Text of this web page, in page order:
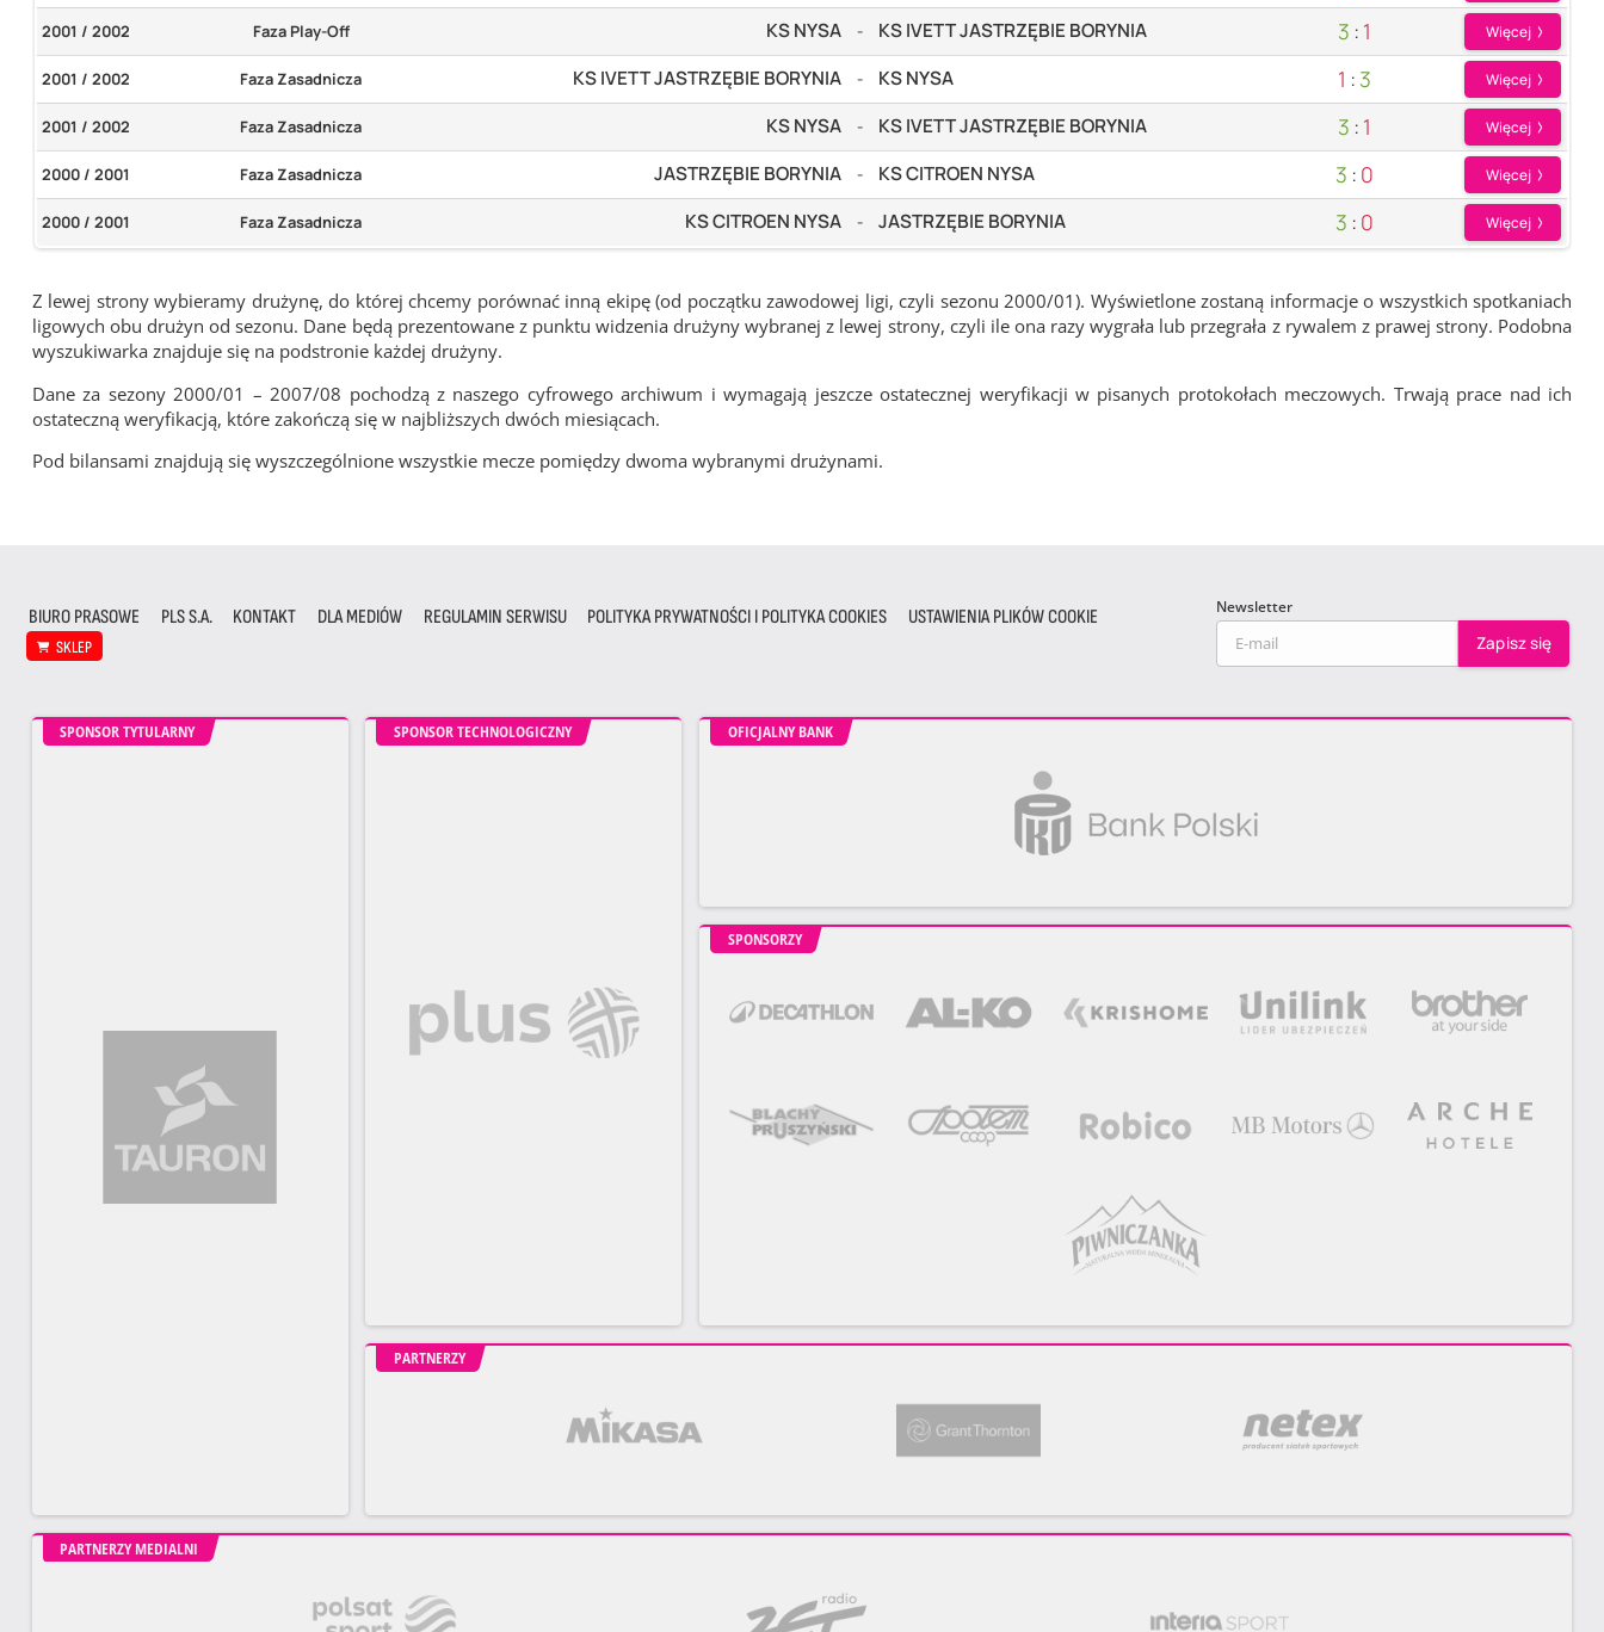
2001 / 2002 Faza Play-Off KS NYSA - KS IVETT JASTRZĘBIE BORYNIA 3 : 1 Więcej
2001 / 2002 Faza Zasadnicza KS IVETT JASTRZĘBIE BORYNIA - KS NYSA 1 : 3 Więcej
2001 / 2002 Faza Zasadnicza KS NYSA - KS IVETT JASTRZĘBIE BORYNIA 3 : 1 Więcej
2000 / 2001 Faza Zasadnicza JASTRZĘBIE BORYNIA - KS CITROEN NYSA 3 : 0 Więcej
2000 / 2001 Faza Zasadnicza KS CITROEN NYSA - JASTRZĘBIE BORYNIA 3 : 0 Więcej
Z lewej strony wybieramy drużynę, do której chcemy porównać inną ekipę (od początku zawodowej ligi, czyli sezonu 2000/01). Wyświetlone zostaną informacje o wszystkich spotkaniach
ligowych obu drużyn od sezonu. Dane będą prezentowane z punktu widzenia drużyny wybranej z lewej strony, czyli ile ona razy wygrała lub przegrała z rywalem z prawej strony. Podobna
wyszukiwarka znajduje się na podstronie każdej drużyny.
Dane za sezony 2000/01 – 2007/08 pochodzą z naszego cyfrowego archiwum i wymagają jeszcze ostatecznej weryfikacji w pisanych protokołach meczowych. Trwają prace nad ich
ostateczną weryfikacją, które zakończą się w najbliższych dwóch miesiącach.
Pod bilansami znajdują się wyszczególnione wszystkie mecze pomiędzy dwoma wybranymi drużynami.
BIURO PRASOWE PLS S.A. KONTAKT DLA MEDIÓW REGULAMIN SERWISU POLITYKA PRYWATNOŚCI I POLITYKA COOKIES USTAWIENIA PLIKÓW COOKIE
SKLEP
Newsletter
SPONSOR TYTULARNY SPONSOR TECHNOLOGICZNY OFICJALNY BANK
SPONSORZY
PARTNERZY
PARTNERZY MEDIALNI